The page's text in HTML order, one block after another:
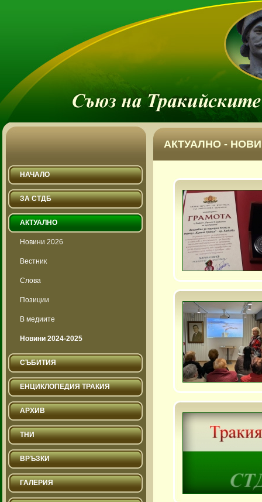
АКТУАЛНО -
НАЧАЛО
ЗА СТДБ
АКТУАЛНО
Новини 2026
Вестник
Слова
Позиции
В медиите
Новини 2024-2025
СЪБИТИЯ
ЕНЦИКЛОПЕДИЯ ТРАКИЯ
АРХИВ
ТНИ
ВРЪЗКИ
ГАЛЕРИЯ